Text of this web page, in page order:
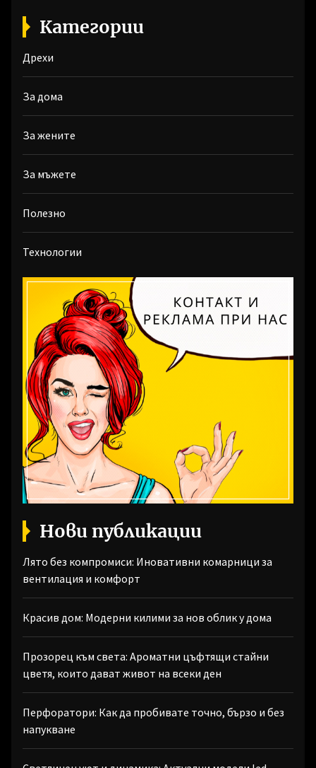
Категории
Дрехи
За дома
За жените
За мъжете
Полезно
Технологии
Нови публикации
Лято без компромиси: Иновативни комарници за
вентилация и комфорт
Красив дом: Модерни килими за нов облик у дома
Прозорец към света: Ароматни цъфтящи стайни
цветя, които дават живот на всеки ден
Перфоратори: Как да пробивате точно, бързо и без
напукване